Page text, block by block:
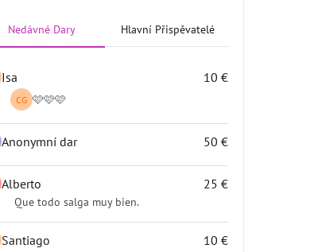
Nedávné Dary Hlavní Přispěvatelé
Isa 10 €
CG 🩷🩷🩷
Anonymní dar 50 €
Alberto 25 €
Que todo salga muy bien.
Santiago 10 €